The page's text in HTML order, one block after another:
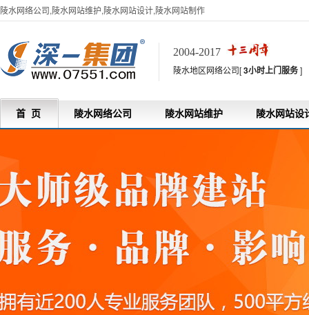
陵水网络公司,陵水网站维护,陵水网站设计,陵水网站制作
2004-2017
陵水地区网络公司[3小时上门服务]
首 页 陵水网络公司 陵水网站维护 陵水网站设